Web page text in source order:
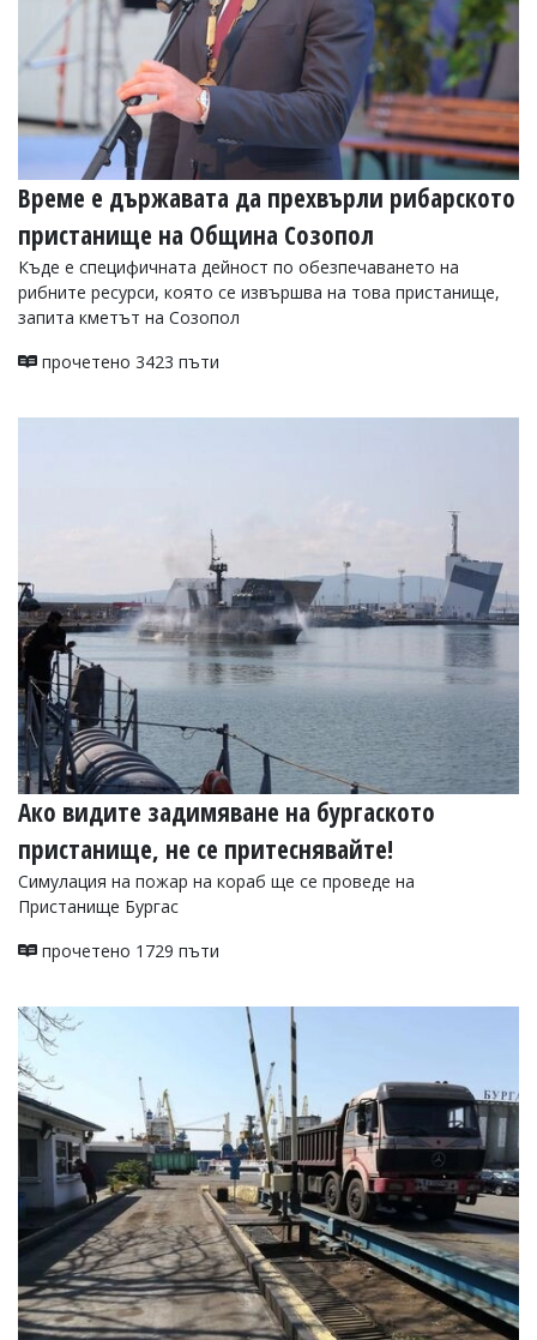
Време е държавата да прехвърли рибарското
пристанище на Община Созопол
Къде е специфичната дейност по обезпечаването на
рибните ресурси, която се извършва на това пристанище,
запита кметът на Созопол
прочетено 3423 пъти
Ако видите задимяване на бургаското
пристанище, не се притеснявайте!
Симулация на пожар на кораб ще се проведе на
Пристанище Бургас
прочетено 1729 пъти